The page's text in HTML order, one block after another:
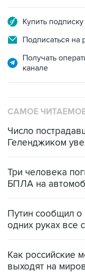
Купить
Подписаться на
Получать
канале
САМОЕ
Число
Геленджиком
Три человека
БПЛА на
Путин сообщил о
одних руках
Как российские
выходят на